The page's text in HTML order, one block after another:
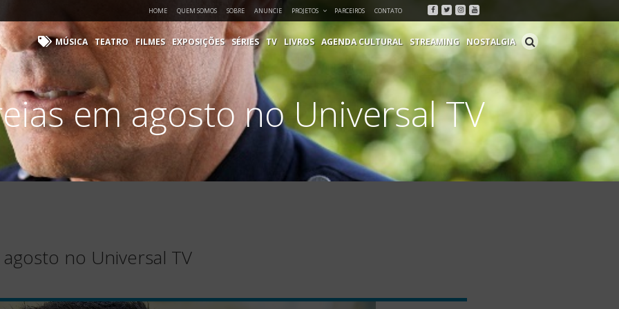
HOME QUEM SOMOS SOBRE ANUNCIE PROJETOS PARCEIROS CONTATO Facebook
Twitter
Instagram
Youtube
MÚSICA TEATRO FILMES EXPOSIÇÕES SÉRIES TV LIVROS AGENDA CULTURAL STREAMING NOSTALGIA
em agosto no Universal TV
no Universal TV